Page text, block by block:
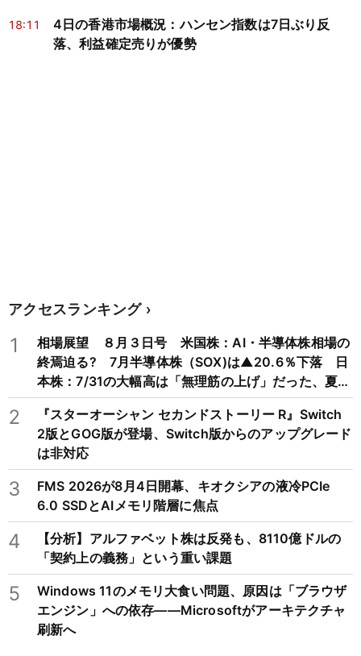
18:11
4日の香港市場概況：ハンセン指数は7日ぶり反
落、利益確定売りが優勢
アクセスランキング
1
相場展望 ８月３日号 米国株：AI・半導体株相場の
終焉迫る? 7月半導体株（SOX)は▲20.6％下落 日
本株：7/31の大幅高は「無理筋の上げ」だった、夏枯
れ相場に備えを
2
『スターオーシャン セカンドストーリー R』Switch
2版とGOG版が登場、Switch版からのアップグレード
は非対応
3
FMS 2026が8月4日開幕、キオクシアの液冷PCIe
6.0 SSDとAIメモリ階層に焦点
4
【分析】アルファベット株は反発も、8110億ドルの
「契約上の義務」という重い課題
5
Windows 11のメモリ大食い問題、原因は「ブラウザ
エンジン」への依存——Microsoftがアーキテクチャ
刷新へ